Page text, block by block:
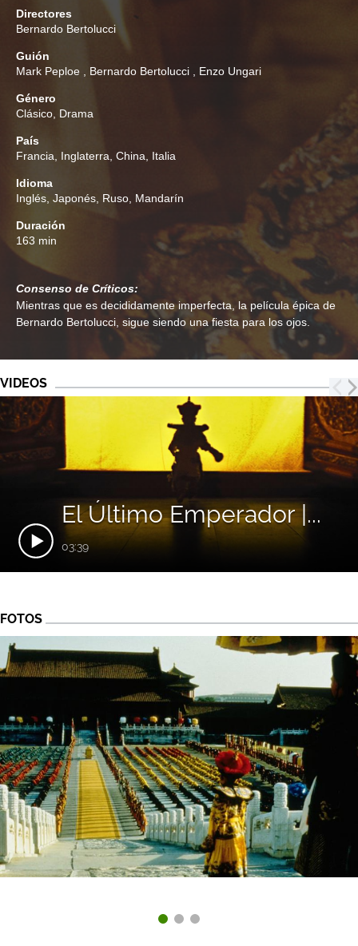
Directores
Bernardo Bertolucci
Guión
Mark Peploe
Bernardo Bertolucci Enzo Ungari
Género
Clásico Drama
País
Francia, Inglaterra, China, Italia
Idioma
Inglés, Japonés, Ruso, Mandarín
Duración
163 min
Consenso de Críticos:
Mientras que es decididamente imperfecta, la película épica de
Bernardo Bertolucci, sigue siendo una fiesta para los ojos.
VIDEOS
El Último Emperador |...
03:39
FOTOS